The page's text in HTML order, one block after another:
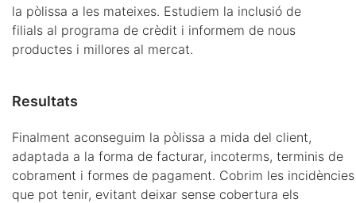
la pòlissa a les mateixes. Estudiem la inclusió de
filials al programa de crèdit i informem de nous
productes i millores al mercat.
Resultats
Finalment aconseguim la pòlissa a mida del client,
adaptada a la forma de facturar, incoterms, terminis de
cobrament i formes de pagament. Cobrim les incidències
que pot tenir, evitant deixar sense cobertura els